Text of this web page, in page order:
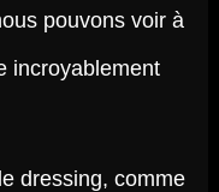
pouvons voir à
incroyablement
dressing, comme